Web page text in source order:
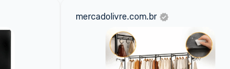
mercadolivre.com.br